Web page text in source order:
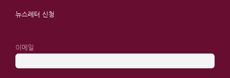
뉴스레터 신청
이메일